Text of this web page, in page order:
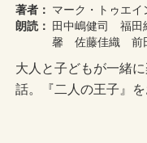
著者： マーク・トゥエイ
朗読： 田中嶋健司 福
馨 佐藤佳織 前
大人と子どもが一緒
話。『二人の王子』を